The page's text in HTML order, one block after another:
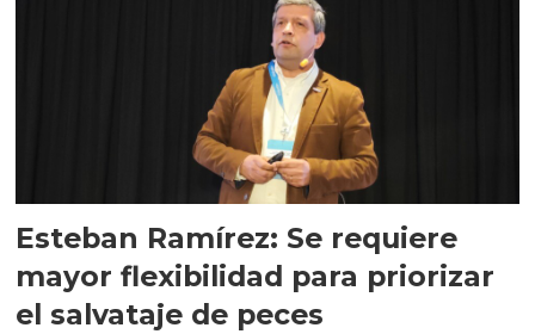
Esteban Ramírez: Se requiere
mayor flexibilidad para priorizar
el salvataje de peces